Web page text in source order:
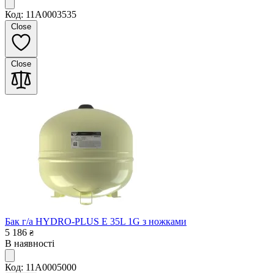
Код: 11A0003535
Close
Close
Бак г/а HYDRO-PLUS E 35L 1G з ножками
5 186 ₴
В наявності
Код: 11A0005000